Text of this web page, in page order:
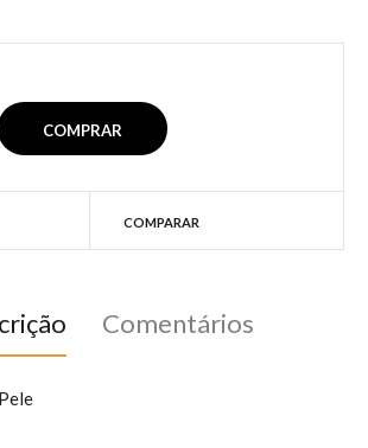
COMPARAR
Comentários